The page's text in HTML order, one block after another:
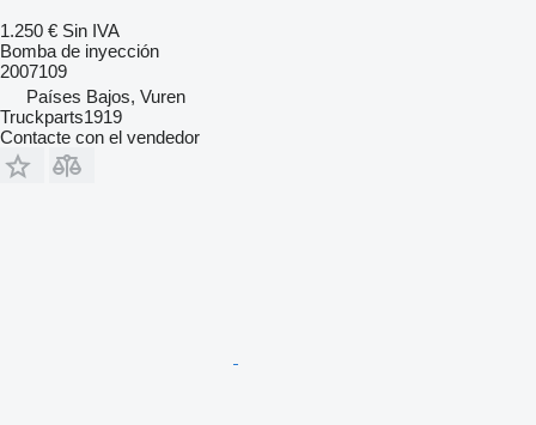
1.250 € Sin IVA
Bomba de inyección
2007109
Países Bajos, Vuren
Truckparts1919
Contacte con el vendedor